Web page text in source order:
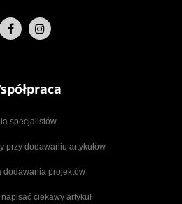
specjalistów
przy dodawaniu artykułów
dodawania projektów
ciekawy artykuł